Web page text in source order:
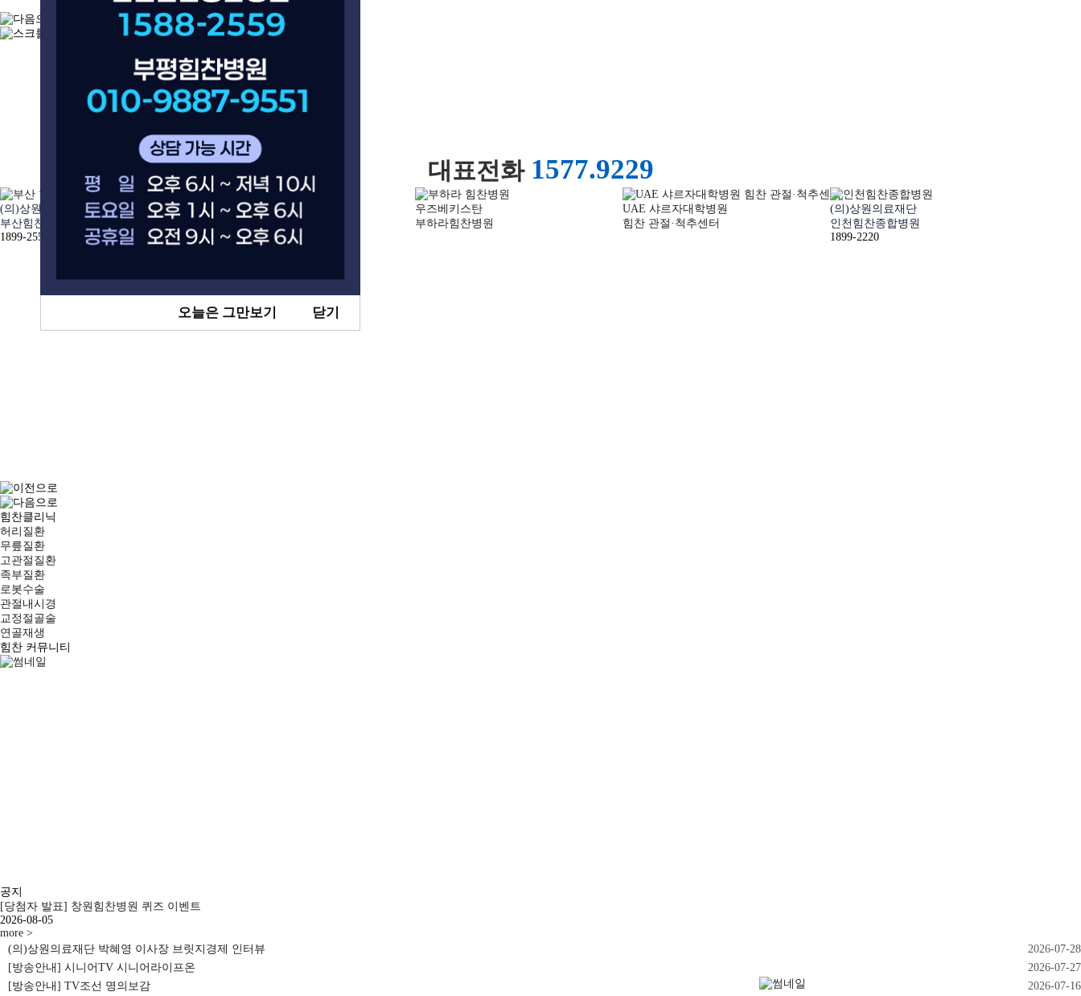
대표전화 1577.9229
(의)상원의료재단
부산힘찬병원
1899-2555
(의)상원의료재단
창원힘찬병원
1899-2224
우즈베키스탄
부하라힘찬병원
UAE 샤르자대학병원
힘찬 관절·척추센터
(의)상원의료재단
인천힘찬종합병원
1899-2220
힘찬클리닉
허리질환
무릎질환
고관절질환
족부질환
로봇수술
관절내시경
교정절골술
연골재생
힘찬 커뮤니티
공지
[당첨자 발표] 창원힘찬병원 퀴즈 이벤트
2026-08-05
more >
(의)상원의료재단 박혜영 이사장 브릿지경제 인터뷰
2026-07-28
[방송안내] 시니어TV 시니어라이프온
2026-07-27
[방송안내] TV조선 명의보감
2026-07-16
오늘은 그만보기 닫기